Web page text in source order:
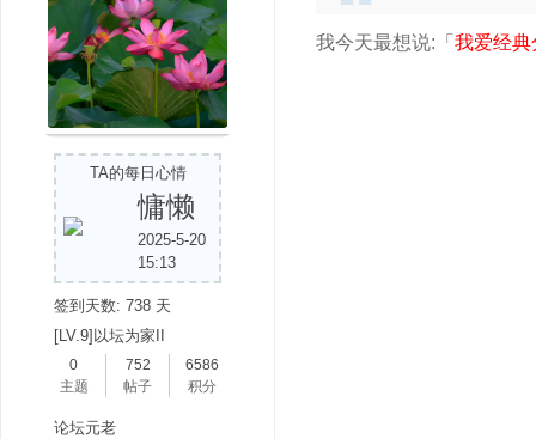
TA的每日心情
慵懒
2025-5-20
15:13
签到天数: 738 天
[LV.9]以坛为家II
0
主题
752
帖子
6586
积分
论坛元老
我今天最想说:「 我爱经典